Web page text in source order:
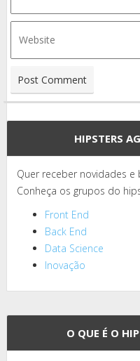
HIPSTERS
Quer receber novidades
Conheça os grupos do
Front End
Back End
Data Science
Inovação
O QUE É O